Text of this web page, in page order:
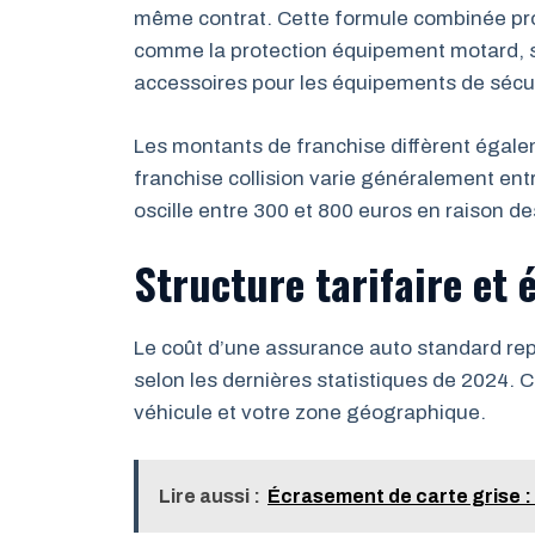
même contrat. Cette formule combinée
comme la protection équipement
accessoires pour les équipements de
Les montants de franchise diffèrent
franchise collision varie généralement
oscille entre 300 et 800 euros en raison
Structure tarifaire et
Le coût d’une assurance auto standard
selon les dernières statistiques de 2024.
véhicule et votre zone géographique.
Lire aussi : Écrasement de carte grise